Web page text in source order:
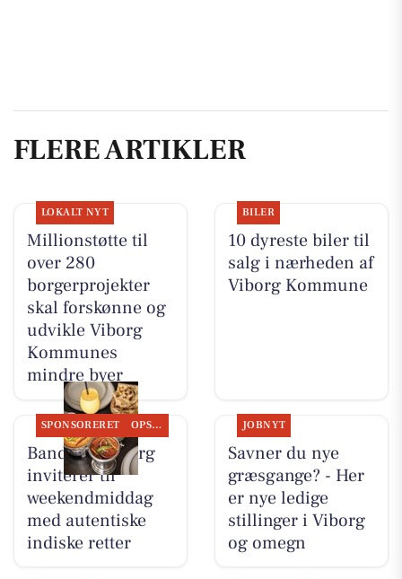
FLERE ARTIKLER
LOKALT NYT
Millionstøtte til
over 280
borgerprojekter
skal forskønne og
udvikle Viborg
Kommunes
mindre byer
BILER
10 dyreste biler til
salg i nærheden af
Viborg Kommune
SPONSORERET OPSLAGSTAVLEN
Bandhan Viborg
inviterer til
weekendmiddag
med autentiske
indiske retter
JOBNYT
Savner du nye
græsgange? - Her
er nye ledige
stillinger i Viborg
og omegn